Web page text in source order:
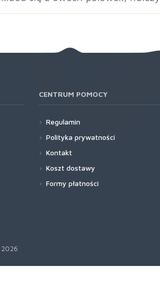
CENTRUM POMOCY
Regulamin
Polityka prywatności
Kontakt
Koszt dostawy
Formy płatności